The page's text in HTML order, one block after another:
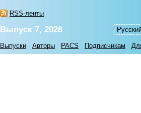
RSS-ленты
Выпуск 7, 2026
Выпуски Авторы PACS Подписчикам